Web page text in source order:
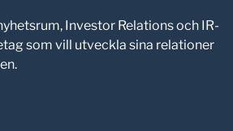
Investor Relations och IR-
som vill utveckla sina relationer